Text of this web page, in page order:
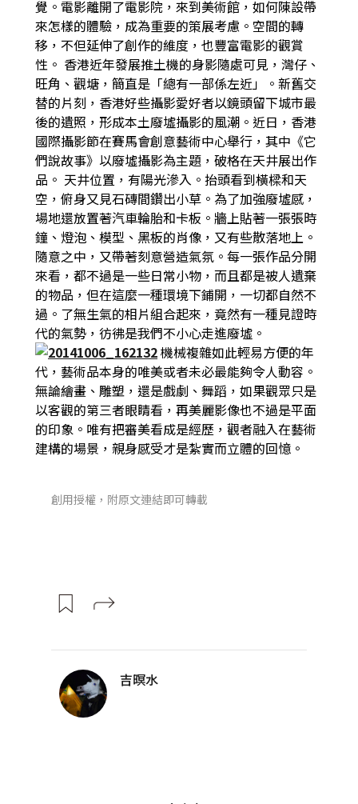
覺。電影離開了電影院，來到美術館，如何陳設帶
來怎樣的體驗，成為重要的策展考慮。空間的轉
移，不但延伸了創作的維度，也豐富電影的觀賞
性。 香港近年發展推土機的身影隨處可見，灣仔、
旺角、觀塘，簡直是「總有一部係左近」。新舊交
替的片刻，香港好些攝影愛好者以鏡頭留下城市最
後的遺照，形成本土廢墟攝影的風潮。近日，香港
國際攝影節在賽馬會創意藝術中心舉行，其中《它
們說故事》以廢墟攝影為主題，破格在天井展出作
品。 天井位置，有陽光滲入。抬頭看到橫樑和天
空，俯身又見石磚間鑽出小草。為了加強廢墟感，
場地還放置著汽車輪胎和卡板。牆上貼著一張張時
鐘、燈泡、模型、黑板的肖像，又有些散落地上。
隨意之中，又帶著刻意營造氣氛。每一張作品分開
來看，都不過是一些日常小物，而且都是被人遺棄
的物品，但在這麼一種環境下鋪開，一切都自然不
過。了無生氣的相片組合起來，竟然有一種見證時
代的氣勢，彷彿是我們不小心走進廢墟。
機械複雜如此輕易方便的年
代，藝術品本身的唯美或者未必最能夠令人動容。
無論繪畫、雕塑，還是戲劇、舞蹈，如果觀眾只是
以客觀的第三者眼睛看，再美麗影像也不過是平面
的印象。唯有把審美看成是經歷，觀者融入在藝術
建構的場景，親身感受才是紮實而立體的回憶。
創用授權，附原文連結即可轉載
吉暝水